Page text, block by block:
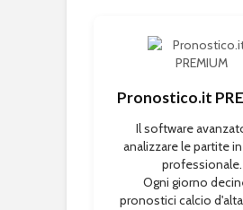
Pronostico.it
Il software
analizzare le partite
professionale.
Ogni giorno
pronostici calcio